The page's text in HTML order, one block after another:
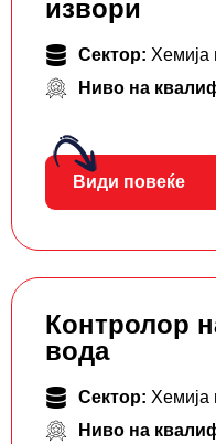
извори
Сектор: Хемија
Ниво на
Види повеќе
Контролор
вода
Сектор: Хемија
Ниво на